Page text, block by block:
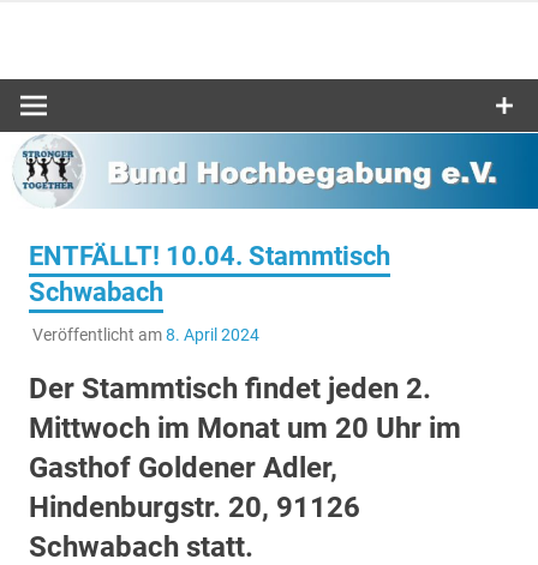
Bund-
e.V.
ENTFÄLLT! 10.04. Stammtisch
Schwabach
Veröffentlicht am8. April 2024
Der Stammtisch findet jeden 2.
Mittwoch im Monat um 20 Uhr im
Gasthof Goldener Adler,
Hindenburgstr. 20, 91126
Schwabach statt.